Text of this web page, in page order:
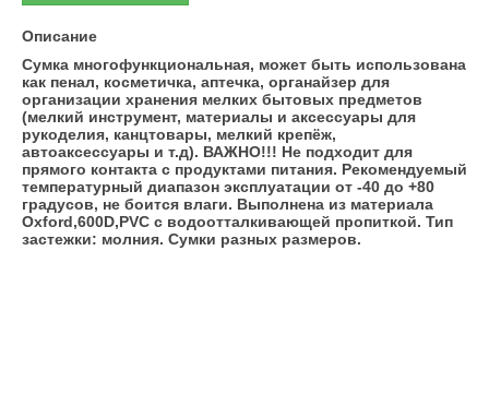
Описание
Сумка многофункциональная, может быть использована
как пенал, косметичка, аптечка, органайзер для
организации хранения мелких бытовых предметов
(мелкий инструмент, материалы и аксессуары для
рукоделия, канцтовары, мелкий крепёж,
автоаксессуары и т.д). ВАЖНО!!! Не подходит для
прямого контакта с продуктами питания. Рекомендуемый
температурный диапазон эксплуатации от -40 до +80
градусов, не боится влаги. Выполнена из материала
Oxford,600D,PVC с водоотталкивающей пропиткой. Тип
застежки: молния. Сумки разных размеров.